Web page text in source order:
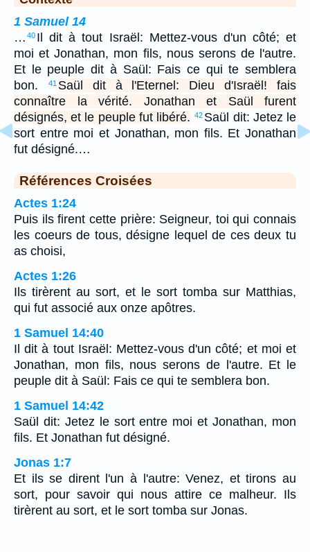
1 Samuel 14
… 40 Il dit à tout Israël: Mettez-vous d'un côté; et
moi et Jonathan, mon fils, nous serons de l'autre.
Et le peuple dit à Saül: Fais ce qui te semblera
bon.
41 Saül dit à l'Eternel: Dieu d'Israël! fais
connaître la vérité. Jonathan et Saül furent
désignés, et le peuple fut libéré.
42 Saül dit: Jetez le
sort entre moi et Jonathan, mon fils. Et Jonathan
fut désigné.…
Références Croisées
Actes 1:24
Puis ils firent cette prière: Seigneur, toi qui connais
les coeurs de tous, désigne lequel de ces deux tu
as choisi,
Actes 1:26
Ils tirèrent au sort, et le sort tomba sur Matthias,
qui fut associé aux onze apôtres.
1 Samuel 14:40
Il dit à tout Israël: Mettez-vous d'un côté; et moi et
Jonathan, mon fils, nous serons de l'autre. Et le
peuple dit à Saül: Fais ce qui te semblera bon.
1 Samuel 14:42
Saül dit: Jetez le sort entre moi et Jonathan, mon
fils. Et Jonathan fut désigné.
Jonas 1:7
Et ils se dirent l'un à l'autre: Venez, et tirons au
sort, pour savoir qui nous attire ce malheur. Ils
tirèrent au sort, et le sort tomba sur Jonas.